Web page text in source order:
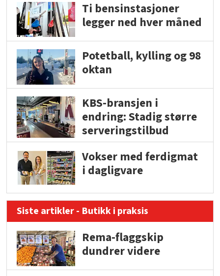
Ti bensinstasjoner
legger ned hver måned
Potetball, kylling og 98
oktan
KBS-bransjen i
endring: Stadig større
serveringstilbud
Vokser med ferdigmat
i dagligvare
Siste artikler - Butikk i praksis
Rema-flaggskip
dundrer videre